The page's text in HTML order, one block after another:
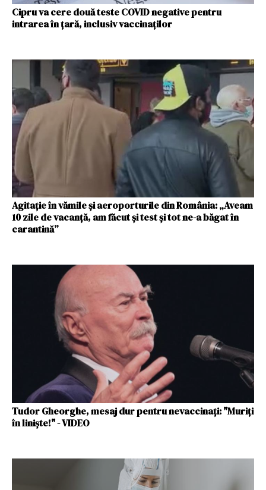
Cipru va cere două teste COVID negative pentru
intrarea în țară, inclusiv vaccinaților
Agitație în vămile și aeroporturile din România: „Aveam
10 zile de vacanță, am făcut și test și tot ne-a băgat în
carantină”
Tudor Gheorghe, mesaj dur pentru nevaccinați: "Muriți
în liniște!" - VIDEO